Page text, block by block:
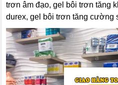
trơn âm đạo, gel bôi trơn tăng
durex, gel bôi trơn tăng cường